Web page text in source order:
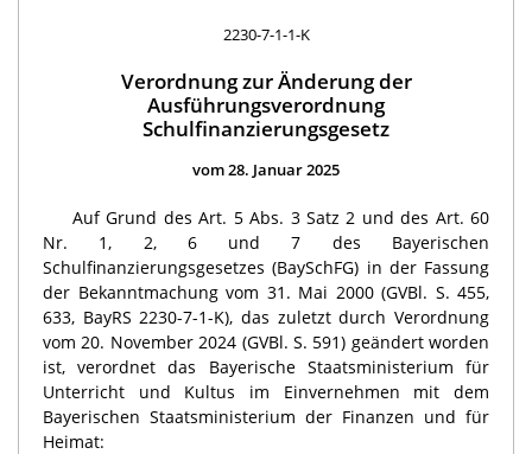
2230-7-1-1-K
Verordnung zur Änderung der
Ausführungsverordnung
Schulfinanzierungsgesetz
vom 28. Januar 2025
Auf Grund des Art. 5 Abs. 3 Satz 2 und des Art. 60
Nr. 1, 2, 6 und 7 des Bayerischen
Schulfinanzierungsgesetzes (BaySchFG) in der Fassung
der Bekanntmachung vom 31. Mai 2000 (GVBl. S. 455,
633, BayRS 2230-7-1-K), das zuletzt durch Verordnung
vom 20. November 2024 (GVBl. S. 591) geändert worden
ist, verordnet das Bayerische Staatsministerium für
Unterricht und Kultus im Einvernehmen mit dem
Bayerischen Staatsministerium der Finanzen und für
Heimat: